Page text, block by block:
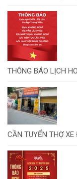
THÔNG BÁO LỊCH
CẦN TUYỂN THỢ